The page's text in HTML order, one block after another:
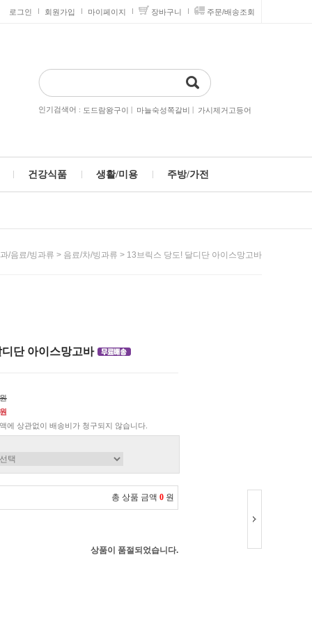
로그인 회원가입 마이페이지 장바구니 주문/배송조회
인기검색어 : 도드람왕구이 | 마늘숙성쪽갈비 | 가시제거고등어
건강식품 생활/미용 주방/가전
/음료/빙과류 > 음료/차/빙과류 > 13브릭스 당도! 달디단 아이스망고바
단 아이스망고바
에 상관없이 배송비가 청구되지 않습니다.
총 상품 금액 0 원
상품이 품절되었습니다.